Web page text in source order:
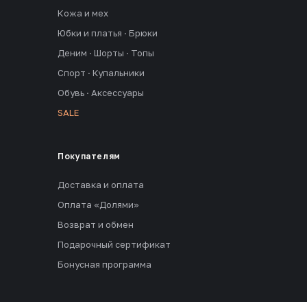
Кожа и мех
Юбки и платья · Брюки
Деним · Шорты · Топы
Спорт · Купальники
Обувь · Аксессуары
SALE
Покупателям
Доставка и оплата
Оплата «Долями»
Возврат и обмен
Подарочный сертификат
Бонусная программа